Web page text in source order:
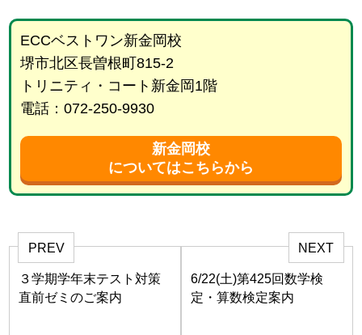
ECCベストワン新金岡校
堺市北区長曽根町815-2
トリニティ・コート新金岡1階
電話：072-250-9930
新金岡校
についてはこちらから
PREV
３学期学年末テスト対策
直前ゼミのご案内
NEXT
6/22(土)第425回数学検
定・算数検定案内